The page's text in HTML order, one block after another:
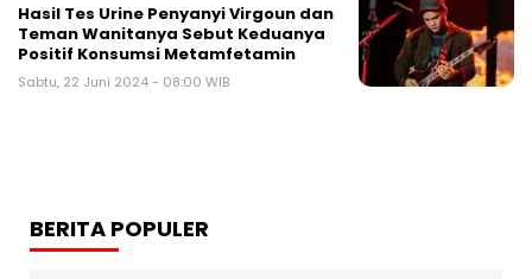
Hasil Tes Urine Penyanyi Virgoun dan
Teman Wanitanya Sebut Keduanya
Positif Konsumsi Metamfetamin
Sabtu, 22 Juni 2024 - 08:00 WIB
BERITA POPULER